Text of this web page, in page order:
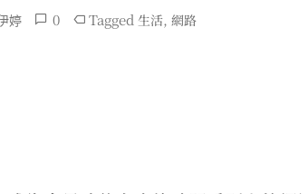
婷 0 Tagged 生活, 網路